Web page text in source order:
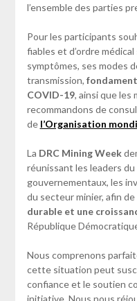
l’ensemble des parties
Pour les participants
fiables et d’ordre
symptômes, ses modes
transmission,
COVID-19, ainsi que les
recommandons de
de l’Organisation
La DRC Mining Week
réunissant les leaders
gouvernementaux, les
du secteur minier, afin
durable et une
République
Nous comprenons
cette situation peut
confiance et le soutien